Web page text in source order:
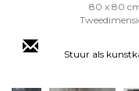
80 x 80
Stuur als